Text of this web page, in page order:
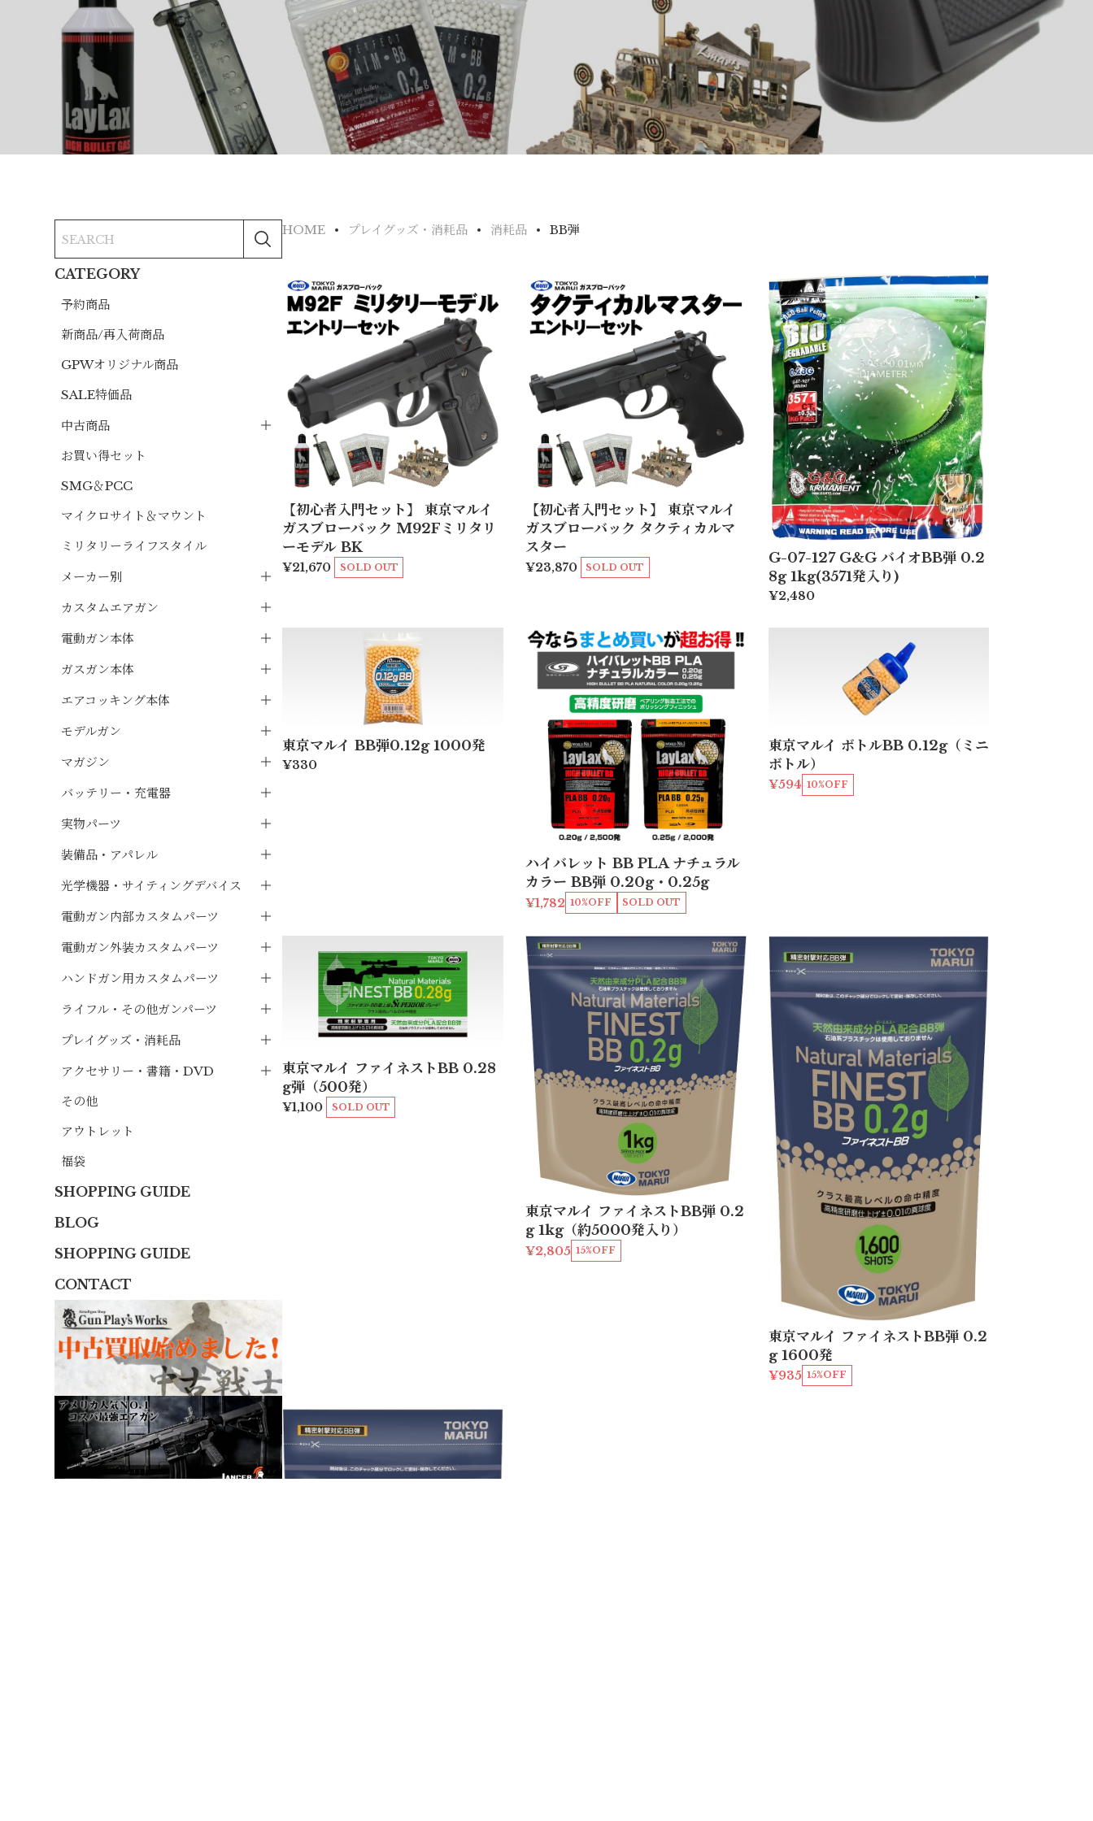
CATEGORY
予約商品
新商品/再入荷商品
GPWオリジナル商品
SALE特価品
中古商品
お買い得セット
SMG＆PCC
マイクロサイト＆マウント
ミリタリーライフスタイル
メーカー別
カスタムエアガン
電動ガン本体
ガスガン本体
エアコッキング本体
モデルガン
マガジン
バッテリー・充電器
実物パーツ
装備品・アパレル
光学機器・サイティングデバイス
電動ガン内部カスタムパーツ
電動ガン外装カスタムパーツ
ハンドガン用カスタムパーツ
ライフル・その他ガンパーツ
プレイグッズ・消耗品
アクセサリー・書籍・DVD
その他
アウトレット
福袋
SHOPPING GUIDE
BLOG
SHOPPING GUIDE
CONTACT
HOME プレイグッズ・消耗品 消耗品 BB弾
【初心者入門セット】 東京マルイ
ガスブローバック M92Fミリタリ
ーモデル BK
¥21,670 SOLD OUT
【初心者入門セット】 東京マルイ
ガスブローバック タクティカルマ
スター
¥23,870 SOLD OUT
G-07-127 G&G バイオBB弾 0.2
8g 1kg(3571発入り)
¥2,480
東京マルイ BB弾0.12g 1000発
¥330
ハイバレット BB PLA ナチュラル
カラー BB弾 0.20g・0.25g
¥1,782 10%OFF SOLD OUT
東京マルイ ボトルBB 0.12g（ミニ
ボトル）
¥594 10%OFF
東京マルイ ファイネストBB 0.28
g弾（500発）
¥1,100 SOLD OUT
東京マルイ ファイネストBB弾 0.2
g 1kg（約5000発入り）
¥2,805 15%OFF
東京マルイ ファイネストBB弾 0.2
g 1600発
¥935 15%OFF